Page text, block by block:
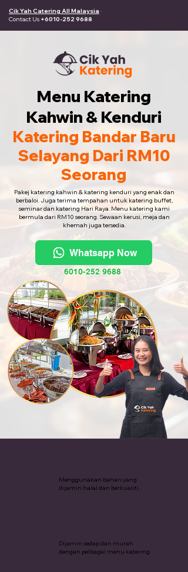
Cik Yah Catering All Malaysia ·
Contact Us +6010-252 9688
Menu Katering
Kahwin & Kenduri
Katering Bandar Baru
Selayang Dari RM10
Seorang
Pakej katering kahwin & katering kenduri yang enak dan
berbaloi. Juga terima tempahan untuk katering buffet,
seminar dan katering Hari Raya. Menu katering kami
bermula dari RM10 seorang. Sewaan kerusi, meja dan
khemah juga tersedia.
Whatsapp Now
6010-252 9688
Menggunakan bahan yang
dijamin halal dan berkualiti.
Dijamin sedap dan murah
dengan pelbagai menu katering.